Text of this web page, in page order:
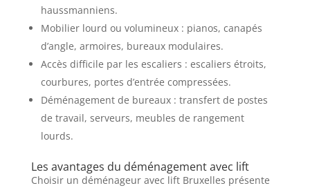
haussmanniens.
Mobilier lourd ou volumineux : pianos, canapés
d’angle, armoires, bureaux modulaires.
Accès difficile par les escaliers : escaliers étroits,
courbures, portes d’entrée compressées.
Déménagement de bureaux : transfert de postes
de travail, serveurs, meubles de rangement
lourds.
Les avantages du déménagement avec lift
Choisir un déménageur avec lift Bruxelles présente